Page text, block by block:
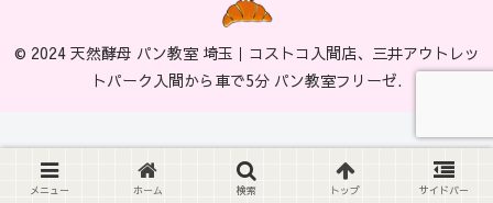
© 2024 天然酵母 パン教室 埼玉｜コストコ入間店、三井アウトレッ
トパーク入間から車で5分 パン教室フリーゼ.
メニュー ホーム 検索 トップ サイドバー